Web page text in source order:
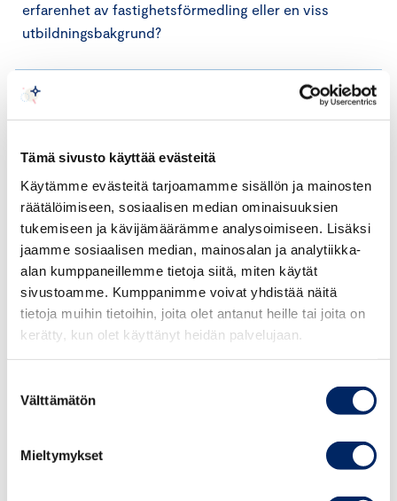
Tämä sivusto käyttää evästeitä
Käytämme evästeitä tarjoamamme sisällön ja mainosten
räätälöimiseen, sosiaalisen median ominaisuuksien
tukemiseen ja kävijämäärämme analysoimiseen. Lisäksi
jaamme sosiaalisen median, mainosalan ja analytiikka-
alan kumppaneillemme tietoja siitä, miten käytät
sivustoamme. Kumppanimme voivat yhdistää näitä
tietoja muihin tietoihin, joita olet antanut heille tai joita on
kerätty, kun olet käyttänyt heidän palvelujaan.
valinta
Välttämätön
Mieltymykset
erfarenhet av fastighetsförmedling eller en viss
utbildningsbakgrund?
På vilket språk ordnas provet?
Är det obligatoriskt för alla fastighetsmäklare att
avlägga provet?
Hur mycket behöver man studera inför provet?
författningsmaterial som tas med till provet?